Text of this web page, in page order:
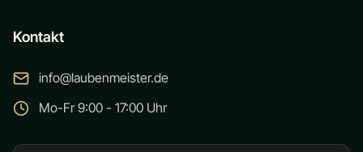
Kontakt
info@laubenmeister.de
Mo-Fr 9:00 - 17:00 Uhr